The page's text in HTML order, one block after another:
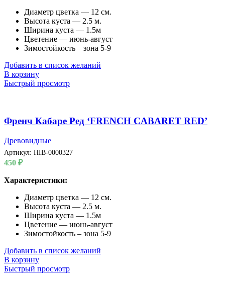
Диаметр цветка — 12 см.
Высота куста — 2.5 м.
Ширина куста — 1.5м
Цветение — июнь-август
Зимостойкость – зона 5-9
Добавить в список желаний
В корзину
Быстрый просмотр
Френч Кабаре Ред ‘FRENCH CABARET RED’
Древовидные
Артикул: HIB-0000327
450 ₽
Характеристики:
Диаметр цветка — 12 см.
Высота куста — 2.5 м.
Ширина куста — 1.5м
Цветение — июнь-август
Зимостойкость – зона 5-9
Добавить в список желаний
В корзину
Быстрый просмотр